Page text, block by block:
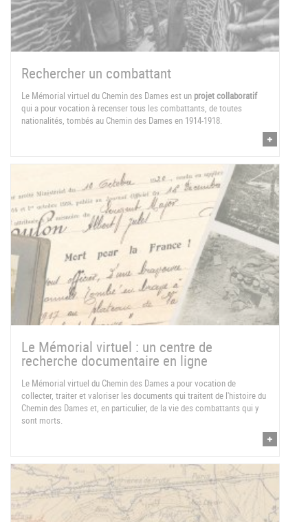
Rechercher un combattant
Le Mémorial virtuel du Chemin des Dames est un projet collaboratif
qui a pour vocation à recenser tous les combattants, de toutes
nationalités, tombés au Chemin des Dames en 1914-1918.
Le Mémorial virtuel : un centre de
recherche documentaire en ligne
Le Mémorial virtuel du Chemin des Dames a pour vocation de
collecter, traiter et valoriser les documents qui traitent de l'histoire du
Chemin des Dames et, en particulier, de la vie des combattants qui y
sont morts.